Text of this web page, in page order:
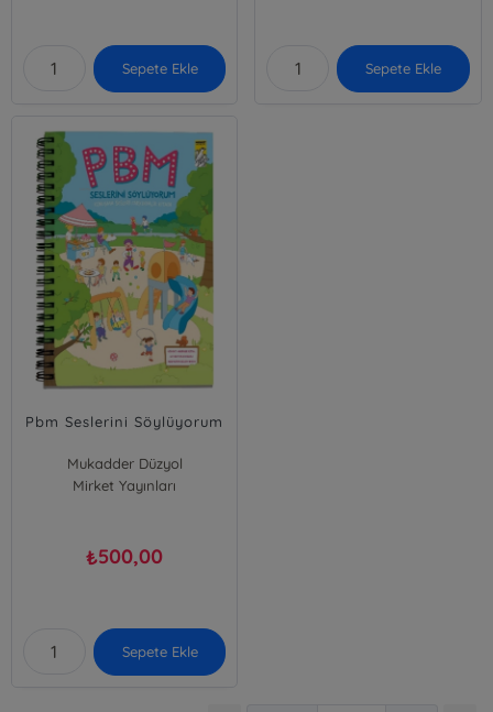
Sepete Ekle Sepete Ekle
Pbm Seslerini Söylüyorum
Mukadder Düzyol
Özlem Akgün Bilgili
Mirket Yayınları
₺500,00
Sepete Ekle